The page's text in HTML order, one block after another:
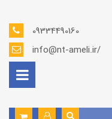
09334490160
info@nt-ameli.ir/